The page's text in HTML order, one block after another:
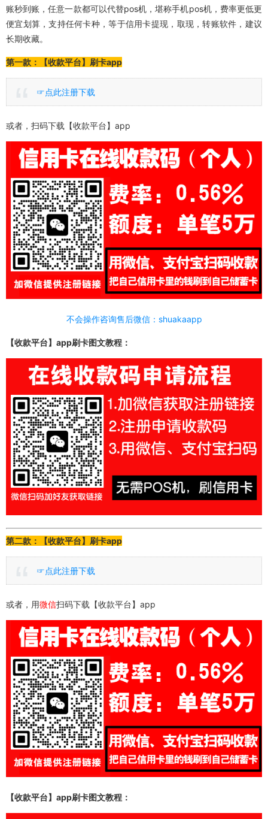
账秒到账，任意一款都可以代替pos机，堪称手机pos机，费率更低更
便宜划算，支持任何卡种，等于信用卡提现，取现，转账软件，建议
长期收藏。
第一款：【收款平台】刷卡app
☞点此注册下载
或者，扫码下载【收款平台】app
不会操作咨询售后微信：shuakaapp
【收款平台】app刷卡图文教程：
第二款：【收款平台】刷卡app
☞点此注册下载
或者，用微信扫码下载【收款平台】app
【收款平台】app刷卡图文教程：